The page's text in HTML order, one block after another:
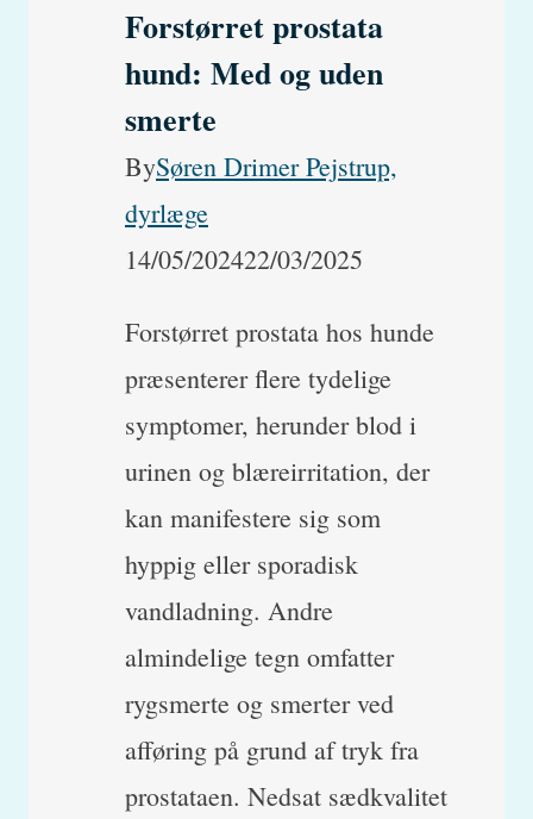
Forstørret prostata
hund: Med og uden
smerte
BySøren Drimer Pejstrup,
dyrlæge
14/05/202422/03/2025
Forstørret prostata hos hunde
præsenterer flere tydelige
symptomer, herunder blod i
urinen og blæreirritation, der
kan manifestere sig som
hyppig eller sporadisk
vandladning. Andre
almindelige tegn omfatter
rygsmerte og smerter ved
afføring på grund af tryk fra
prostataen. Nedsat sædkvalitet